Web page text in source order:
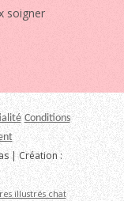
soigner
Conditions
| Création :
illustrés chat